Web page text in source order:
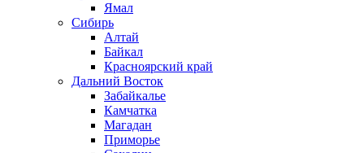
Ямал
Сибирь
Алтай
Байкал
Красноярский край
Дальний Восток
Забайкалье
Камчатка
Магадан
Приморье